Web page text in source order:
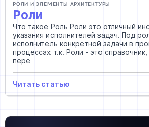
РОЛИ И ЭЛЕМЕНТЫ АРХИТЕКТУРЫ
Роли
Что такое Роль Роли это отличный
указания исполнителей задач. Под
исполнитель конкретной задачи в
процессах т.к. Роли - это
пере
Читать статью